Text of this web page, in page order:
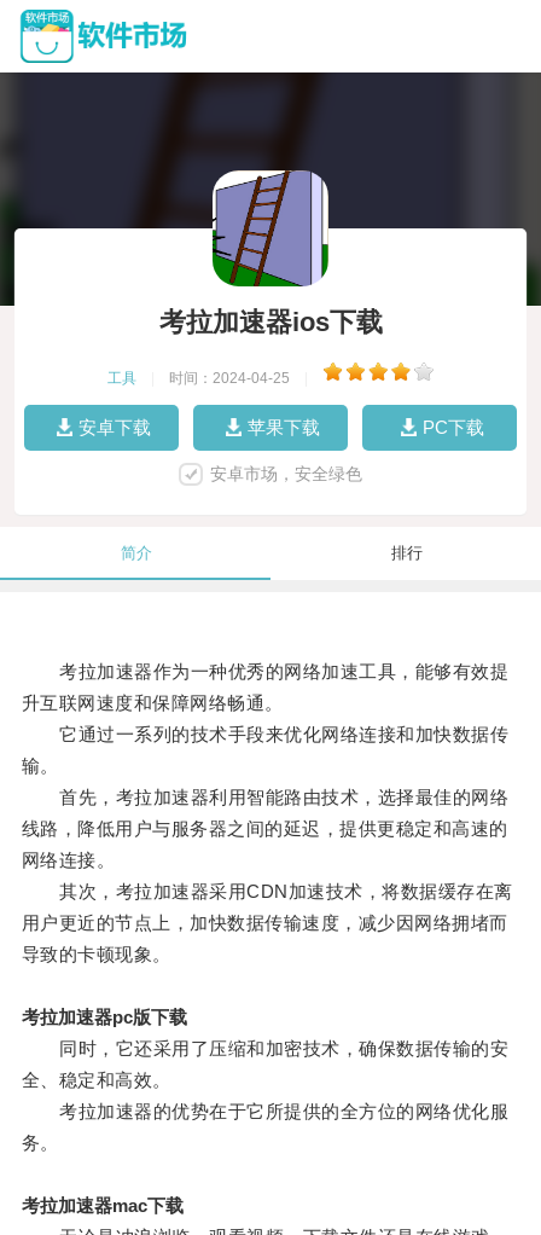
考拉加速器ios下载
工具 时间：2024-04-25
安卓下载 苹果下载 PC下载
安卓市场，安全绿色
简介 排行
考拉加速器作为一种优秀的网络加速工具，能够有效提
升互联网速度和保障网络畅通。
它通过一系列的技术手段来优化网络连接和加快数据传
输。
首先，考拉加速器利用智能路由技术，选择最佳的网络
线路，降低用户与服务器之间的延迟，提供更稳定和高速的
网络连接。
其次，考拉加速器采用CDN加速技术，将数据缓存在离
用户更近的节点上，加快数据传输速度，减少因网络拥堵而
导致的卡顿现象。
考拉加速器pc版下载
同时，它还采用了压缩和加密技术，确保数据传输的安
全、稳定和高效。
考拉加速器的优势在于它所提供的全方位的网络优化服
务。
考拉加速器mac下载